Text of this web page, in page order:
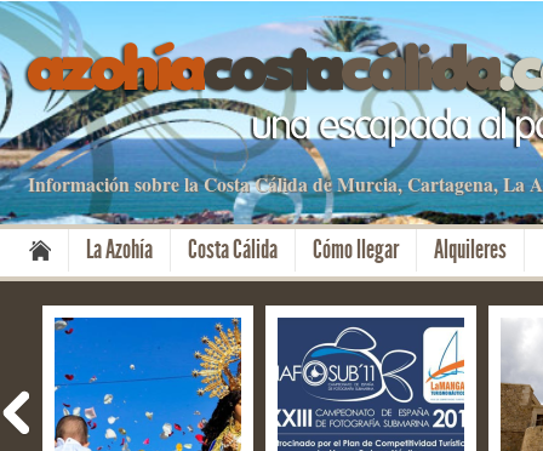
Información sobre la Costa Cálida de Murcia, Cartagena, La
La Azohía Costa Cálida Cómo llegar Alquileres
Fiestas del Milagro –
Mazarrón
08 Nov 2019
NAFOSUB – La Manga
del Mar Menor y Cabo
de Palos
13 Oct 2019
28